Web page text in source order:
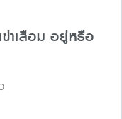
ข่าเสื่อม อยู่หรือ